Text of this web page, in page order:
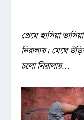
প্রেমে হাসিয়া
নিরালায়। মেঘে
চলো নিরালায়…